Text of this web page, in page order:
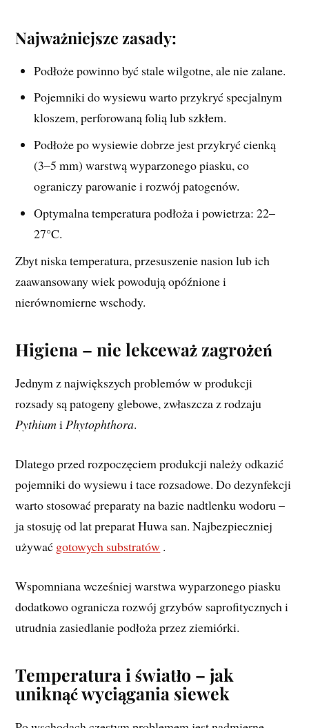
Najważniejsze zasady:
Podłoże powinno być stale wilgotne, ale nie zalane.
Pojemniki do wysiewu warto przykryć specjalnym
kloszem, perforowaną folią lub szkłem.
Podłoże po wysiewie dobrze jest przykryć cienką
(3–5 mm) warstwą wyparzonego piasku, co
ograniczy parowanie i rozwój patogenów.
Optymalna temperatura podłoża i powietrza: 22–
27°C.
Zbyt niska temperatura, przesuszenie nasion lub ich
zaawansowany wiek powodują opóźnione i
nierównomierne wschody.
Higiena – nie lekceważ zagrożeń
Jednym z największych problemów w produkcji
rozsady są patogeny glebowe, zwłaszcza z rodzaju
PythiumiPhytophthora.
Dlatego przed rozpoczęciem produkcji należy odkazić
pojemniki do wysiewu i tace rozsadowe. Do dezynfekcji
warto stosować preparaty na bazie nadtlenku wodoru –
ja stosuję od lat preparat Huwa san. Najbezpieczniej
używać gotowych substratów .
Wspomniana wcześniej warstwa wyparzonego piasku
dodatkowo ogranicza rozwój grzybów saprofitycznych i
utrudnia zasiedlanie podłoża przez ziemiórki.
Temperatura i światło – jak
uniknąć wyciągania siewek